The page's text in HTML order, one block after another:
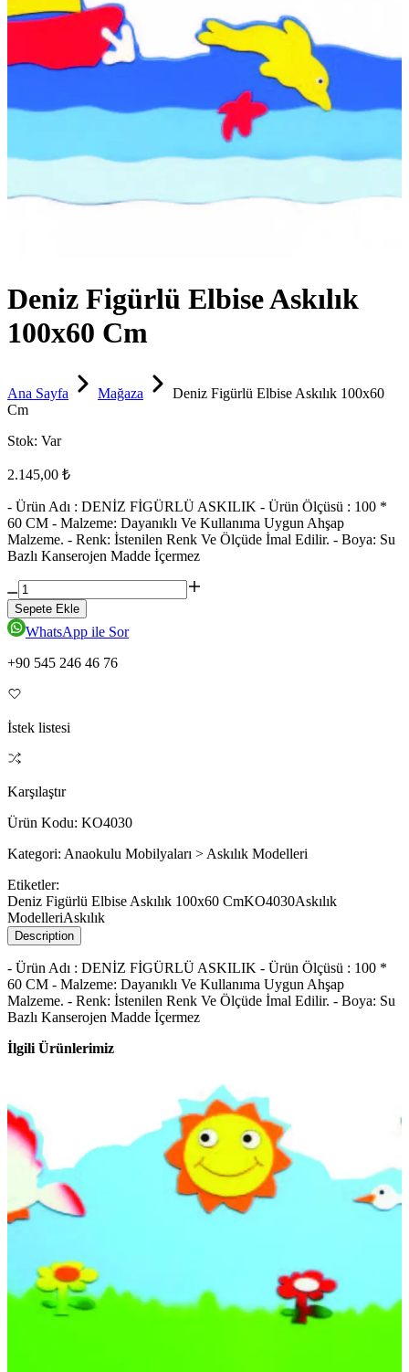
Deniz Figürlü Elbise Askılık
100x60 Cm
Ana Sayfa Mağaza
Deniz Figürlü Elbise Askılık 100x60
Cm
Stok: Var
2.145,00 ₺
- Ürün Adı : DENİZ FİGÜRLÜ ASKILIK - Ürün Ölçüsü : 100 *
60 CM - Malzeme: Dayanıklı Ve Kullanıma Uygun Ahşap
Malzeme. - Renk: İstenilen Renk Ve Ölçüde İmal Edilir. - Boya: Su
Bazlı Kanserojen Madde İçermez
Sepete Ekle
WhatsApp ile Sor
+90 545 246 46 76
İstek listesi
Karşılaştır
Ürün Kodu: KO4030
Kategori: Anaokulu Mobilyaları > Askılık Modelleri
Etiketler:
Deniz Figürlü Elbise Askılık 100x60 CmKO4030Askılık
ModelleriAskılık
Description
- Ürün Adı : DENİZ FİGÜRLÜ ASKILIK - Ürün Ölçüsü : 100 *
60 CM - Malzeme: Dayanıklı Ve Kullanıma Uygun Ahşap
Malzeme. - Renk: İstenilen Renk Ve Ölçüde İmal Edilir. - Boya: Su
Bazlı Kanserojen Madde İçermez
İlgili Ürünlerimiz